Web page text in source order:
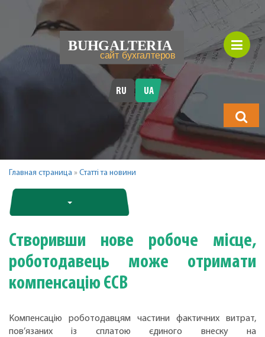
RU UA
Главная страница » Статті та новини
Створивши нове робоче місце,
роботодавець може отримати
компенсацію ЄСВ
Компенсацію роботодавцям частини фактичних витрат,
пов’язаних із сплатою єдиного внеску на